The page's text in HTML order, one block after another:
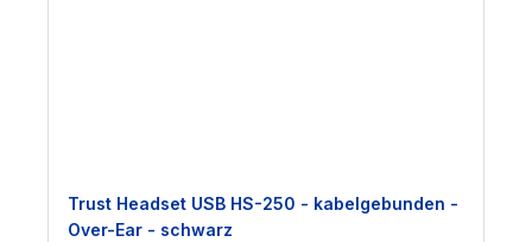
Trust Headset USB HS-250 - kabelgebunden -
Over-Ear - schwarz